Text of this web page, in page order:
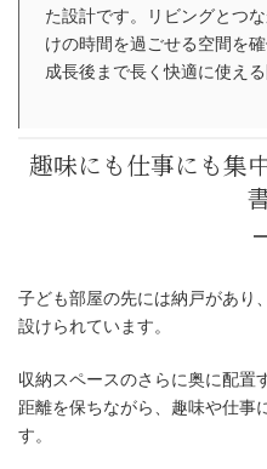
た設計です。リビングとつ
けの時間を過ごせる空間を
成長後まで長く快適に使え
子ども部屋の先には納戸があり
設けられています。
収納スペースのさらに奥に配置
距離を保ちながら、趣味や仕事
す。